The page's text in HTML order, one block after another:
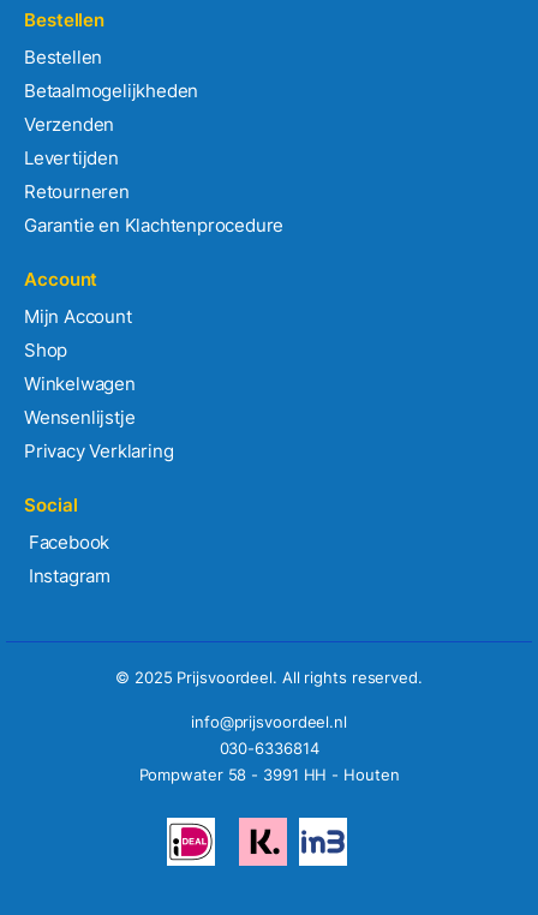
Bestellen
Bestellen
Betaalmogelijkheden
Verzenden
Levertijden
Retourneren
Garantie en Klachtenprocedure
Account
Mijn Account
Shop
Winkelwagen
Wensenlijstje
Privacy Verklaring
Social
Facebook
Instagram
© 2025 Prijsvoordeel. All rights reserved.
info@prijsvoordeel.nl
030-6336814
Pompwater 58 - 3991 HH - Houten